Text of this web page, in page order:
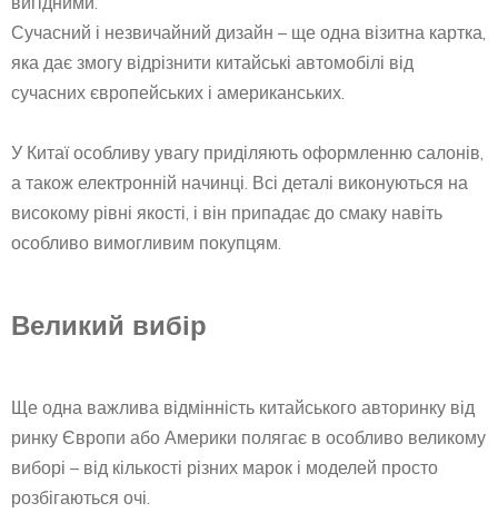
Сучасний і незвичайний дизайн – ще одна візитна картка,
яка дає змогу відрізнити китайські автомобілі від
сучасних європейських і американських.
У Китаї особливу увагу приділяють оформленню салонів,
а також електронній начинці. Всі деталі виконуються на
високому рівні якості, і він припадає до смаку навіть
особливо вимогливим покупцям.
Великий вибір
Ще одна важлива відмінність китайського авторинку від
ринку Європи або Америки полягає в особливо великому
виборі – від кількості різних марок і моделей просто
розбігаються очі.